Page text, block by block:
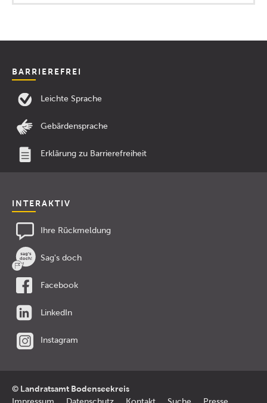
BARRIEREFREI
Leichte Sprache
Gebärdensprache
Erklärung zu Barrierefreiheit
INTERAKTIV
Ihre Rückmeldung
Sag's doch
Facebook
LinkedIn
Instagram
© Landratsamt Bodenseekreis